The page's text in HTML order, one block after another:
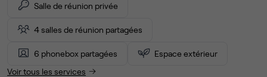
Salle de réunion privée
4 salles de réunion partagées
6 phonebox partagées
Espace extérieur
Voir tous les services